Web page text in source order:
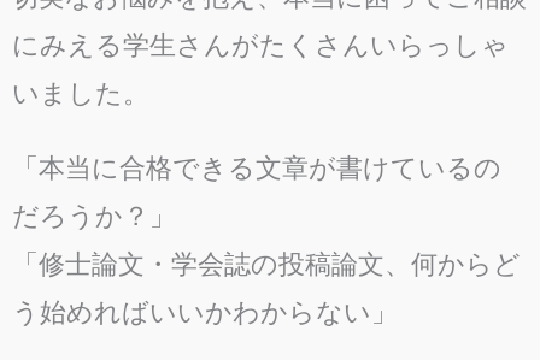
にみえる学生さんがたくさんいらっしゃ
いました。
「本当に合格できる文章が書けているの
だろうか？」
「修士論文・学会誌の投稿論文、何からど
う始めればいいかわからない」